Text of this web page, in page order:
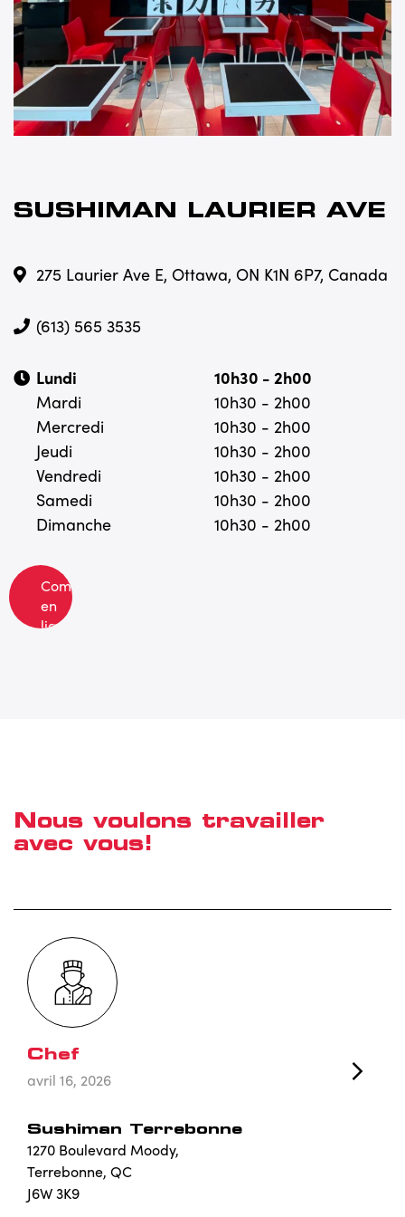
SUSHIMAN LAURIER AVE
275 Laurier Ave E, Ottawa, ON K1N 6P7, Canada
(613) 565 3535
Lundi
10h30 - 2h00
Mardi
10h30 - 2h00
Mercredi
10h30 - 2h00
Jeudi
10h30 - 2h00
Vendredi
10h30 - 2h00
Samedi
10h30 - 2h00
Dimanche
10h30 - 2h00
Commandez
en
ligne
Nous voulons travailler
avec vous!
Chef
avril 16, 2026
Sushiman Terrebonne
1270 Boulevard Moody,
Terrebonne, QC
J6W 3K9